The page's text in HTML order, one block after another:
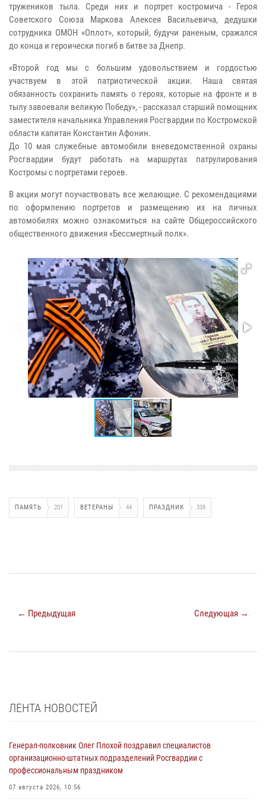
тружеников тыла. Среди них и портрет костромича - Героя
Советского Союза Маркова Алексея Васильевича, дедушки
сотрудника ОМОН «Оплот», который, будучи раненым, сражался
до конца и героически погиб в битве за Днепр.
«Второй год мы с большим удовольствием и гордостью
участвуем в этой патриотической акции. Наша святая
обязанность сохранить память о героях, которые на фронте и в
тылу завоевали великую Победу», - рассказал старший помощник
заместителя начальника Управления Росгвардии по Костромской
области капитан Константин Афонин.
До 10 мая служебные автомобили вневедомственной охраны
Росгвардии будут работать на маршрутах патрулирования
Костромы с портретами героев.
В акции могут поучаствовать все желающие. С рекомендациями
по оформлению портретов и размещению их на личных
автомобилях можно ознакомиться на сайте Общероссийского
общественного движения «Бессмертный полк».
ПАМЯТЬ 201 ВЕТЕРАНЫ 44 ПРАЗДНИК 338
← Предыдущая Следующая →
ЛЕНТА НОВОСТЕЙ
Генерал-полковник Олег Плохой поздравил специалистов
организационно-штатных подразделений Росгвардии с
профессиональным праздником
07 августа 2026, 10:56